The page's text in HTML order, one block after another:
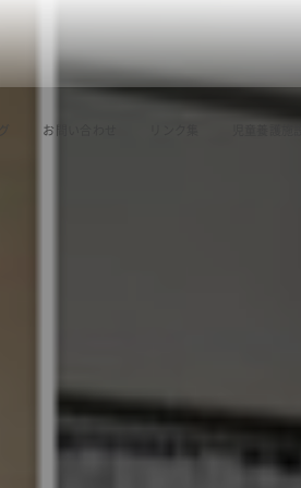
お問い合わせ 児童養護